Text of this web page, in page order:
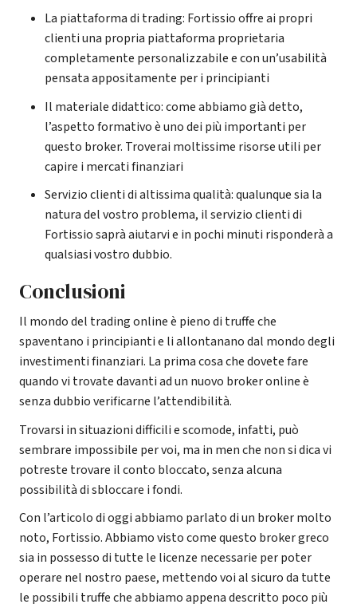
La piattaforma di trading: Fortissio offre ai propri
clienti una propria piattaforma proprietaria
completamente personalizzabile e con un’usabilità
pensata appositamente per i principianti
Il materiale didattico: come abbiamo già detto,
l’aspetto formativo è uno dei più importanti per
questo broker. Troverai moltissime risorse utili per
capire i mercati finanziari
Servizio clienti di altissima qualità: qualunque sia la
natura del vostro problema, il servizio clienti di
Fortissio saprà aiutarvi e in pochi minuti risponderà a
qualsiasi vostro dubbio.
Conclusioni
Il mondo del trading online è pieno di truffe che
spaventano i principianti e li allontanano dal mondo degli
investimenti finanziari. La prima cosa che dovete fare
quando vi trovate davanti ad un nuovo broker online è
senza dubbio verificarne l’attendibilità.
Trovarsi in situazioni difficili e scomode, infatti, può
sembrare impossibile per voi, ma in men che non si dica vi
potreste trovare il conto bloccato, senza alcuna
possibilità di sbloccare i fondi.
Con l’articolo di oggi abbiamo parlato di un broker molto
noto, Fortissio. Abbiamo visto come questo broker greco
sia in possesso di tutte le licenze necessarie per poter
operare nel nostro paese, mettendo voi al sicuro da tutte
le possibili truffe che abbiamo appena descritto poco più